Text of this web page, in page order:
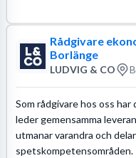
Rådgivare
Borlänge
LUDVIG & CO
Som rådgivare hos oss
leder gemensamma
utmanar varandra och
spetskompetensområden.